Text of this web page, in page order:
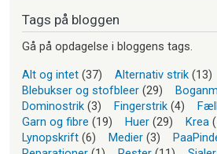
Tags på bloggen
Gå på opdagelse i bloggens tags.
Alt og intet (37) Alternativ strik (13)
Blebukser og stofbleer (29)
Dominostrik (3) Fingerstrik (4)
Garn og fibre (19) Huer (29) Krea
Lynopskrift (6) Medier (3)